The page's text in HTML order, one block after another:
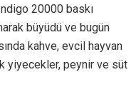
20000 baskı
büyüdü ve bugün
kahve, evcil hayvan
yiyecekler, peynir ve süt